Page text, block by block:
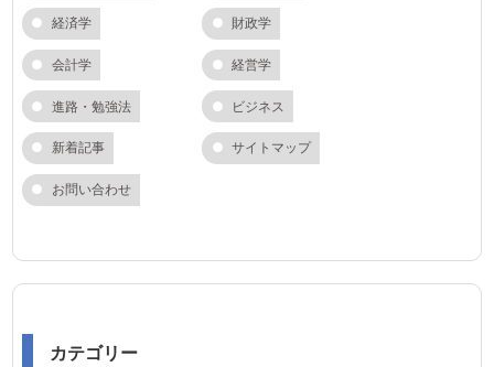
経済学 財政学
会計学 経営学
進路・勉強法 ビジネス
新着記事 サイトマップ
お問い合わせ
カテゴリー